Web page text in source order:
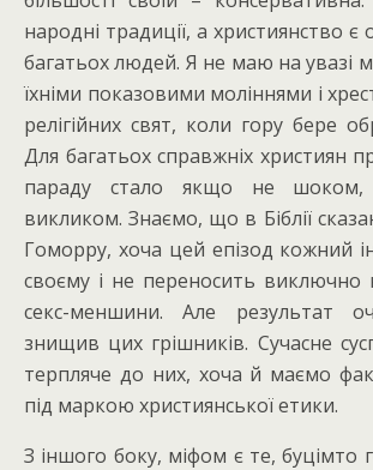
народні традиції, а християнство
багатьох людей. Я не маю на увазі
їхніми показовими моліннями і
релігійних свят, коли гору бере
Для багатьох справжніх християн
параду стало якщо не шоком,
викликом. Знаємо, що в Біблії
Гоморру, хоча цей епізод кожний
своєму і не переносить виключно
секс-меншини. Але результат
знищив цих грішників. Сучасне
терпляче до них, хоча й маємо
під маркою християнської етики.
З іншого боку, міфом є те, буцімто